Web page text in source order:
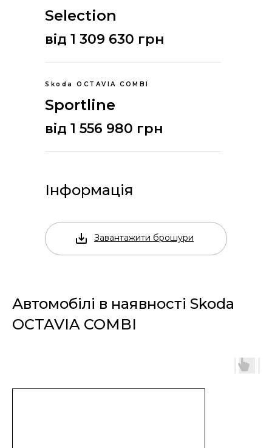
Sportline
Skoda OCTAVIA COMBI
від 1 556 980 грн
Selection
від 1 309 630 грн
Інформація
Завантажити брошури
Автомобілі в наявності Skoda
OCTAVIA COMBI